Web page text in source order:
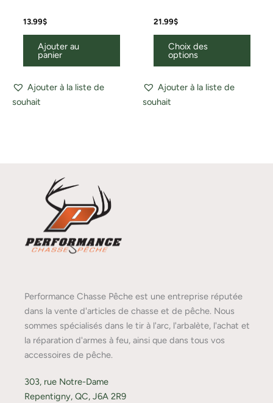
13.99$
Ajouter au
panier
Ajouter à la liste de
souhait
21.99$
Choix des
options
Ajouter à la liste de
souhait
Performance Chasse Pêche est une entreprise réputée
dans la vente d'articles de chasse et de pêche. Nous
sommes spécialisés dans le tir à l'arc, l'arbalète, l'achat et
la réparation d'armes à feu, ainsi que dans tous vos
accessoires de pêche.
303, rue Notre-Dame
Repentigny, QC, J6A 2R9